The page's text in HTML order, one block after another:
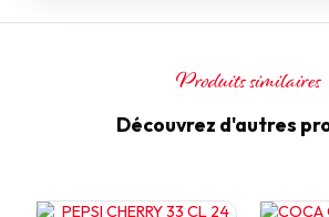
Produits similaires
Découvrez d'autres